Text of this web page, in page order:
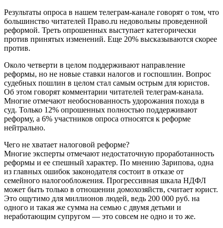
Результаты опроса в нашем телеграм-канале говорят о том, что
большинство читателей Право.ru недовольны проведенной
реформой. Треть опрошенных выступает категорически
против принятых изменений. Еще 20% высказываются скорее
против.
Около четверти в целом поддерживают направление
реформы, но не новые ставки налогов и госпошлин. Вопрос
судебных пошлин в целом стал самым острым для юристов.
Об этом говорят комментарии читателей телеграм-канала.
Многие отмечают необоснованность удорожания похода в
суд. Только 12% опрошенных полностью поддерживают
реформу, а 6% участников опроса относятся к реформе
нейтрально.
Чего не хватает налоговой реформе?
Многие эксперты отмечают недостаточную проработанность
реформы и ее спешный характер. По мнению Зарипова, одна
из главных ошибок законодателя состоит в отказе от
семейного налогообложения. Прогрессивная шкала НДФЛ
может быть только в отношении домохозяйств, считает юрист.
Это ощутимо для миллионов людей, ведь 200 000 руб. на
одного и такая же сумма на семью с двумя детьми и
неработающим супругом — это совсем не одно и то же.